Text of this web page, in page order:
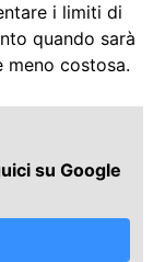
i limiti di
quando sarà
meno costosa.
su Google